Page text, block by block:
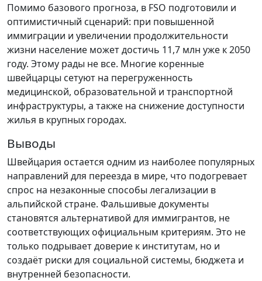
Помимо базового прогноза, в FSO подготовили и
оптимистичный сценарий: при повышенной
иммиграции и увеличении продолжительности
жизни население может достичь 11,7 млн уже к 2050
году. Этому рады не все. Многие коренные
швейцарцы сетуют на перегруженность
медицинской, образовательной и транспортной
инфраструктуры, а также на снижение доступности
жилья в крупных городах.
Выводы
Швейцария остается одним из наиболее популярных
направлений для переезда в мире, что подогревает
спрос на незаконные способы легализации в
альпийской стране. Фальшивые документы
становятся альтернативой для иммигрантов, не
соответствующих официальным критериям. Это не
только подрывает доверие к институтам, но и
создаёт риски для социальной системы, бюджета и
внутренней безопасности.